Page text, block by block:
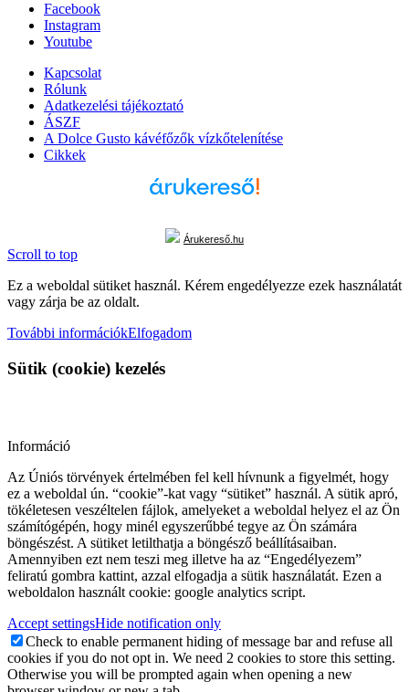
Facebook
Instagram
Youtube
Kapcsolat
Rólunk
Adatkezelési tájékoztató
ÁSZF
A Dolce Gusto kávéfőzők vízkőtelenítése
Cikkek
Árukereső.hu
Scroll to top
Ez a weboldal sütiket használ. Kérem engedélyezze ezek használatát
vagy zárja be az oldalt.
További információkElfogadom
Sütik (cookie) kezelés
Információ
Az Úniós törvények értelmében fel kell hívnunk a figyelmét, hogy
ez a weboldal ún. “cookie”-kat vagy “sütiket” használ. A sütik apró,
tökéletesen veszéltelen fájlok, amelyeket a weboldal helyez el az Ön
számítógépén, hogy minél egyszerűbbé tegye az Ön számára
böngészést. A sütiket letilthatja a böngésző beállításaiban.
Amennyiben ezt nem teszi meg illetve ha az “Engedélyezem”
feliratú gombra kattint, azzal elfogadja a sütik használatát. Ezen a
weboldalon használt cookie: google analytics script.
Accept settingsHide notification only
Check to enable permanent hiding of message bar and refuse all
cookies if you do not opt in. We need 2 cookies to store this setting.
Otherwise you will be prompted again when opening a new